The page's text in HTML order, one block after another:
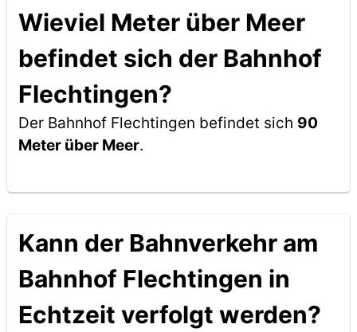
Wieviel Meter über Meer
befindet sich der Bahnhof
Flechtingen?
Der Bahnhof Flechtingen befindet sich 90
Meter über Meer.
Kann der Bahnverkehr am
Bahnhof Flechtingen in
Echtzeit verfolgt werden?